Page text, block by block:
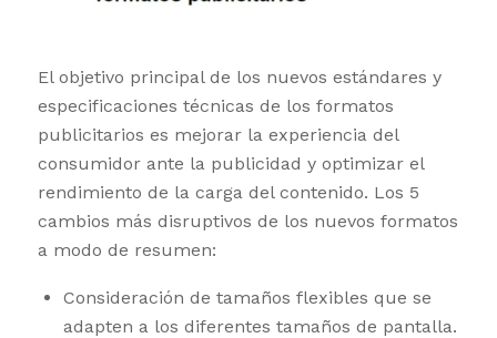
El objetivo principal de los nuevos estándares y
especificaciones técnicas de los formatos
publicitarios es mejorar la experiencia del
consumidor ante la publicidad y optimizar el
rendimiento de la carga del contenido. Los 5
cambios más disruptivos de los nuevos formatos
a modo de resumen:
Consideración de tamaños flexibles que se
adapten a los diferentes tamaños de pantalla.